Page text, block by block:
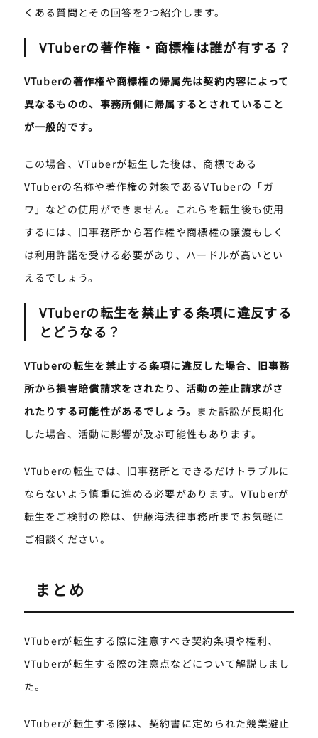
くある質問とその回答を2つ紹介します。
VTuberの著作権・商標権は誰が有する？
VTuberの著作権や商標権の帰属先は契約内容によって
異なるものの、事務所側に帰属するとされていること
が一般的です。
この場合、VTuberが転生した後は、商標である
VTuberの名称や著作権の対象であるVTuberの「ガ
ワ」などの使用ができません。これらを転生後も使用
するには、旧事務所から著作権や商標権の譲渡もしく
は利用許諾を受ける必要があり、ハードルが高いとい
えるでしょう。
VTuberの転生を禁止する条項に違反する
とどうなる？
VTuberの転生を禁止する条項に違反した場合、旧事務
所から損害賠償請求をされたり、活動の差止請求がさ
れたりする可能性があるでしょう。 また訴訟が長期化
した場合、活動に影響が及ぶ可能性もあります。
VTuberの転生では、旧事務所とできるだけトラブルに
ならないよう慎重に進める必要があります。VTuberが
転生をご検討の際は、伊藤海法律事務所までお気軽に
ご相談ください。
まとめ
VTuberが転生する際に注意すべき契約条項や権利、
VTuberが転生する際の注意点などについて解説しまし
た。
VTuberが転生する際は、契約書に定められた競業避止